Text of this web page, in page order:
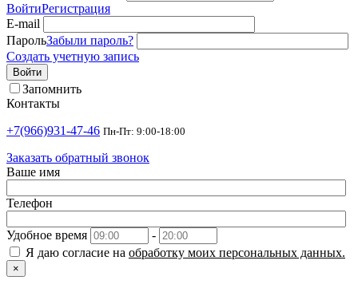
ВойтиРегистрация
E-mail
ПарольЗабыли пароль?
Создать учетную запись
Войти
Запомнить
Контакты
+7(966)931-47-46 Пн-Пт: 9:00-18:00
Заказать обратный звонок
Ваше имя
Телефон
Удобное время
-
Я даю согласие на обработку моих персональных данных.
×